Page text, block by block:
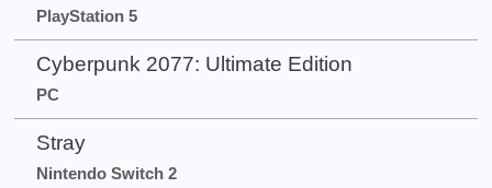
PlayStation 5
Cyberpunk 2077: Ultimate Edition
PC
Stray
Nintendo Switch 2